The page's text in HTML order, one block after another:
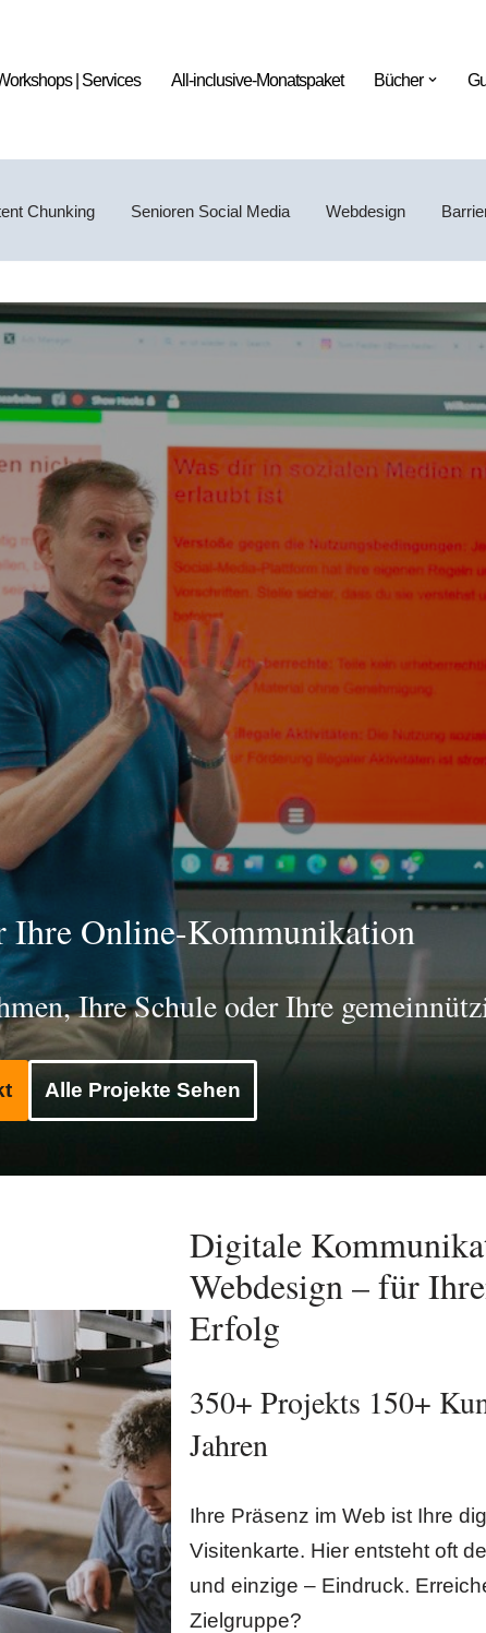
| Services All-inclusive-Monatspaket Bücher
Chunking Senioren Social Media Webdesign
Ihre Online-Kommunikation
Ihre Schule oder Ihre
Alle Projekte Sehen
Digitale
Webdesign – für
Erfolg
350+ Projekts 150+
Jahren
Ihre Präsenz im Web ist Ihre
Visitenkarte. Hier entsteht oft
und einzige – Eindruck.
Zielgruppe?